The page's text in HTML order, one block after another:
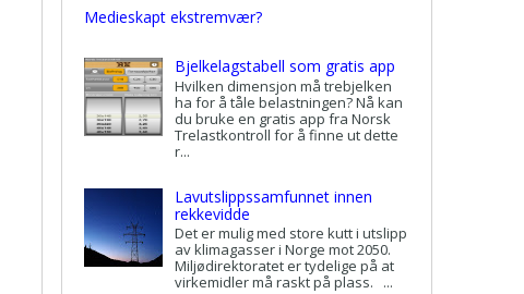
Medieskapt ekstremvær?
Bjelkelagstabell som gratis app
Hvilken dimensjon må trebjelken
ha for å tåle belastningen? Nå kan
du bruke en gratis app fra Norsk
Trelastkontroll for å finne ut dette
r...
Lavutslippssamfunnet innen
rekkevidde
Det er mulig med store kutt i utslipp
av klimagasser i Norge mot 2050.
Miljødirektoratet er tydelige på at
virkemidler må raskt på plass. ...